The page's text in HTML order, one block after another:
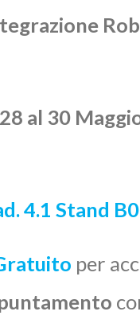
al 30
4.1 Stand
per